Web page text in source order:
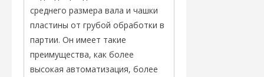
среднего размера вала и чашки
пластины от грубой обработки в
партии. Он имеет такие
преимущества, как более
высокая автоматизация, более